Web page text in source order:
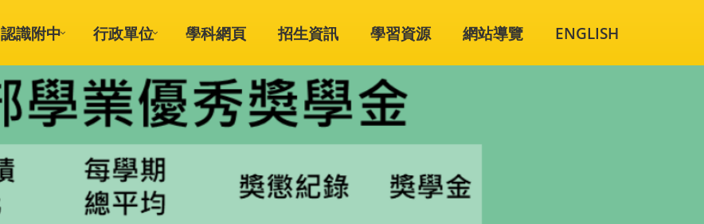
認識附中 行政單位 學科網頁 招生資訊 學習資源 網站導覽 ENGLISH